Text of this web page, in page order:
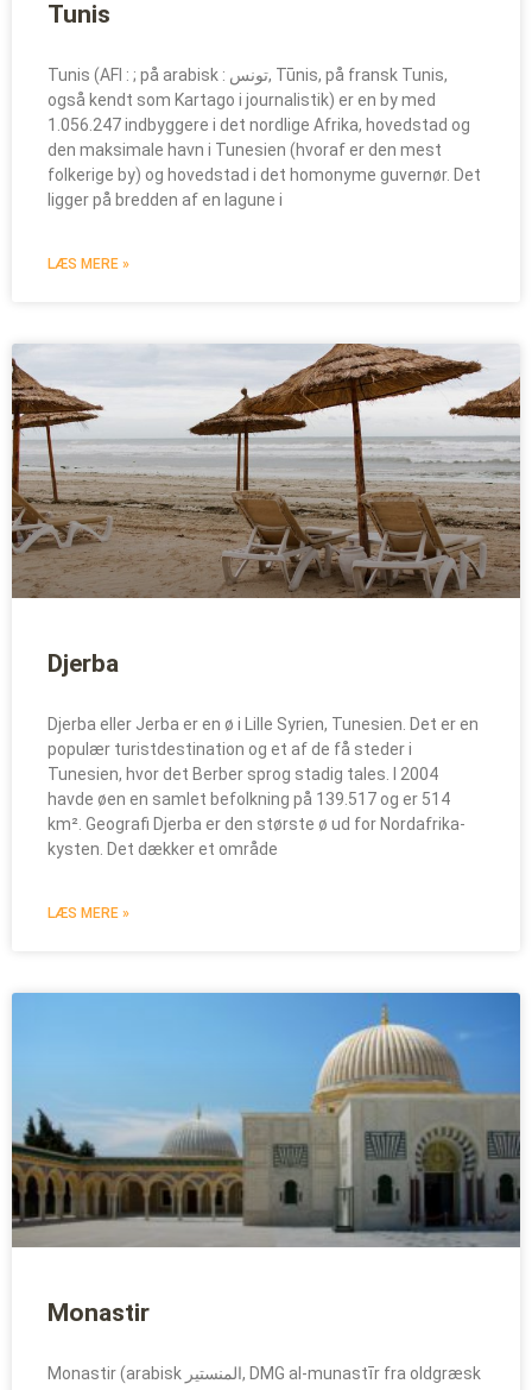
Tunis
Tunis (AFI : ; på arabisk : تونس, Tūnis, på fransk Tunis,
også kendt som Kartago i journalistik) er en by med
1.056.247 indbyggere i det nordlige Afrika, hovedstad og
den maksimale havn i Tunesien (hvoraf er den mest
folkerige by) og hovedstad i det homonyme guvernør. Det
ligger på bredden af en lagune i
LÆS MERE »
Djerba
Djerba eller Jerba er en ø i Lille Syrien, Tunesien. Det er en
populær turistdestination og et af de få steder i
Tunesien, hvor det Berber sprog stadig tales. I 2004
havde øen en samlet befolkning på 139.517 og er 514
km². Geografi Djerba er den største ø ud for Nordafrika-
kysten. Det dækker et område
LÆS MERE »
Monastir
Monastir (arabisk المنستير, DMG al-munastīr fra oldgræsk